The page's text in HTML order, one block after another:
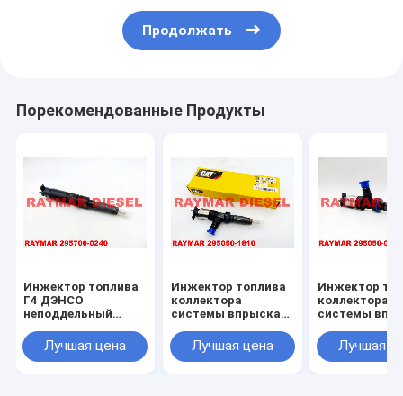
Продолжать
Порекомендованные Продукты
Инжектор топлива
Г4 ДЭНСО
неподдельный
для Джохн Деере
РЭ561749
Лучшая цена
Инжектор топлива
коллектора
системы впрыска
неподдельный
295050-1810 для
Лучшая цена
Инжектор
коллектора
системы
295050-0420,
Лучшая